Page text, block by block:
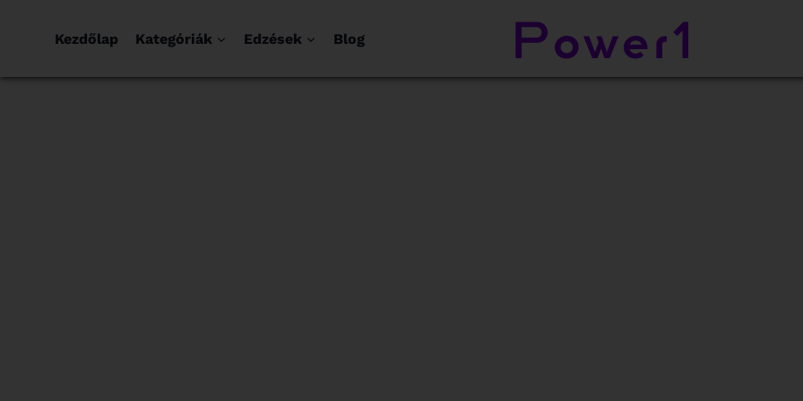
Kezdőlap Kategóriák Edzések Blog